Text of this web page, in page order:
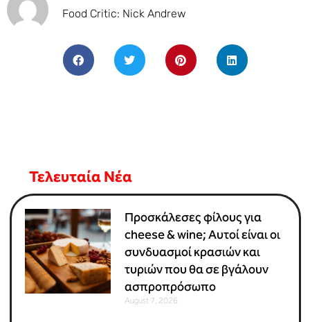
Food Critic: Nick Andrew
Τελευταία Νέα
Προσκάλεσες φίλους για
cheese & wine; Αυτοί είναι οι
συνδυασμοί κρασιών και
τυριών που θα σε βγάλουν
ασπροπρόσωπο
August 7, 2026